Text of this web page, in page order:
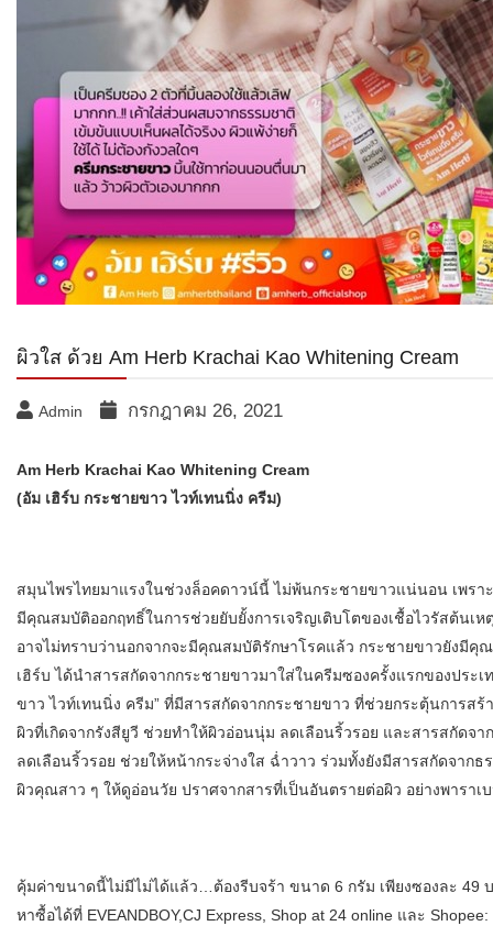
ผิวใส​ ด้วย​ Am Herb Krachai Kao Whitening Cream
Admin กรกฎาคม 26, 2021
Am Herb Krachai Kao Whitening Cream
(อัม เฮิร์บ กระชายขาว ไวท์เทนนิ่ง ครีม)
สมุนไพรไทยมาแรงในช่วงล็อคดาวน์นี้ ไม่พ้นกระชายขาวแน่นอน เพร
มีคุณสมบัติออกฤทธิ์ในการช่วยยับยั้งการเจริญเติบโตของเชื้อไวรัสต้นเ
อาจไม่ทราบว่านอกจากจะมีคุณสมบัติรักษาโรคแล้ว กระชายขาวยังมี
เฮิร์บ ได้นำสารสกัดจากกระชายขาวมาใส่ในครีมซองครั้งแรกของประเ
ขาว ไวท์เทนนิ่ง ครีม” ที่มีสารสกัดจากกระชายขาว ที่ช่วยกระตุ้นการสร้
ผิวที่เกิดจากรังสียูวี ช่วยทำให้ผิวอ่อนนุ่ม ลดเลือนริ้วรอย และสารสกัดจ
ลดเลือนริ้วรอย ช่วยให้หน้ากระจ่างใส ฉ่ำวาว ร่วมทั้งยังมีสารสกัดจาก
ผิวคุณสาว ๆ ให้ดูอ่อนวัย ปราศจากสารที่เป็นอันตรายต่อผิว อย่างพารา
คุ้มค่าขนาดนี้ไม่มีไม่ได้แล้ว…ต้องรีบจร้า ขนาด 6 กรัม เพียงซองละ 49
หาซื้อได้ที่ EVEANDBOY,CJ Express, Shop at 24 online และ Shopee: